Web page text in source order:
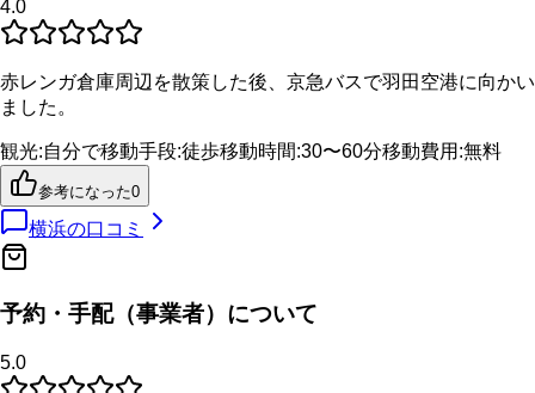
4.0
赤レンガ倉庫周辺を散策した後、京急バスで羽田空港に向かい
ました。
観光:自分で移動手段:徒歩移動時間:30〜60分移動費用 :無料
参考になった0
横浜の口コミ
予約・手配（事業者）について
5.0